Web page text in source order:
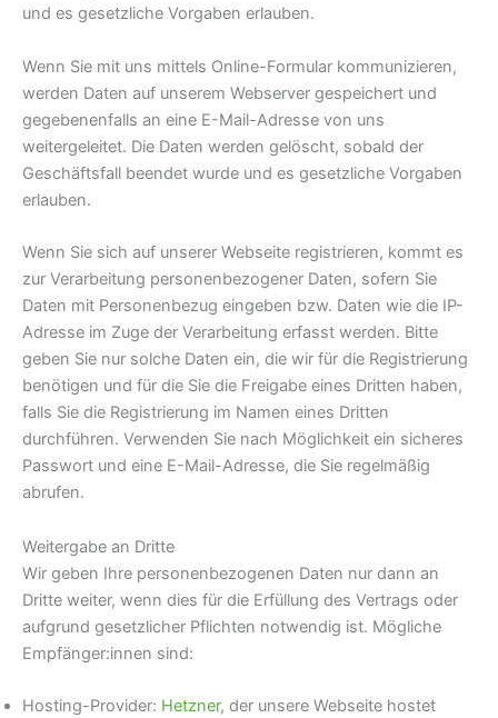
und es gesetzliche Vorgaben erlauben.
Wenn Sie mit uns mittels Online-Formular kommunizieren,
werden Daten auf unserem Webserver gespeichert und
gegebenenfalls an eine E-Mail-Adresse von uns
weitergeleitet. Die Daten werden gelöscht, sobald der
Geschäftsfall beendet wurde und es gesetzliche Vorgaben
erlauben.
Wenn Sie sich auf unserer Webseite registrieren, kommt es
zur Verarbeitung personenbezogener Daten, sofern Sie
Daten mit Personenbezug eingeben bzw. Daten wie die IP-
Adresse im Zuge der Verarbeitung erfasst werden. Bitte
geben Sie nur solche Daten ein, die wir für die Registrierung
benötigen und für die Sie die Freigabe eines Dritten haben,
falls Sie die Registrierung im Namen eines Dritten
durchführen. Verwenden Sie nach Möglichkeit ein sicheres
Passwort und eine E-Mail-Adresse, die Sie regelmäßig
abrufen.
Weitergabe an Dritte
Wir geben Ihre personenbezogenen Daten nur dann an
Dritte weiter, wenn dies für die Erfüllung des Vertrags oder
aufgrund gesetzlicher Pflichten notwendig ist. Mögliche
Empfänger:innen sind:
Hosting-Provider: Hetzner, der unsere Webseite hostet